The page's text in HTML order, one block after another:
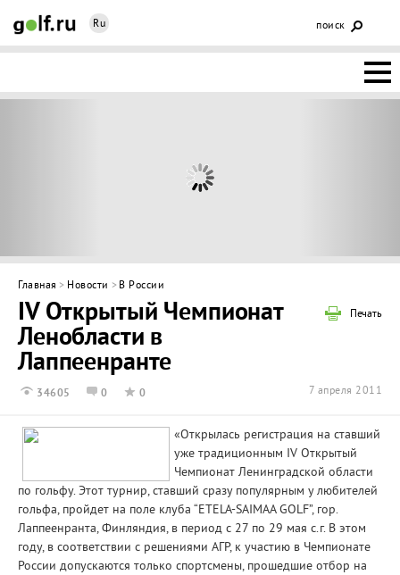
Ru поиск
ГОЛЬФ-
ИНТЕРАКТИВ
НЕДВИЖИМОСТЬ
Главная > Новости > В России
Печать
IV Открытый Чемпионат
Ленобласти в
Лаппеенранте
34605 0 0 7 апреля 2011
«Открылась регистрация на ставший
уже традиционным IV Открытый
Чемпионат Ленинградской области
по гольфу. Этот турнир, ставший сразу популярным у любителей
гольфа, пройдет на поле клуба “ETELA-SAIMAA GOLF”, гор.
Лаппеенранта, Финляндия, в период с 27 по 29 мая с.г. В этом
году, в соответствии с решениями АГР, к участию в Чемпионате
России допускаются только спортсмены, прошедшие отбор на